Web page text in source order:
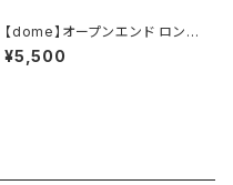
【dome】オープンエンド ロング
スリーブ（インディゴ）
¥5,500